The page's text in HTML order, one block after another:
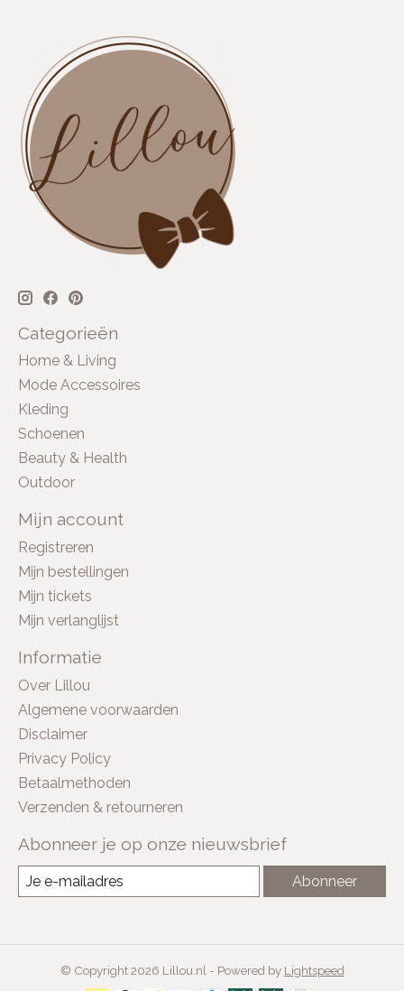
Categorieën
Home & Living
Mode Accessoires
Kleding
Schoenen
Beauty & Health
Outdoor
Mijn account
Registreren
Mijn bestellingen
Mijn tickets
Mijn verlanglijst
Informatie
Over Lillou
Algemene voorwaarden
Disclaimer
Privacy Policy
Betaalmethoden
Verzenden & retourneren
Abonneer je op onze nieuwsbrief
Abonneer
© Copyright 2026 Lillou.nl - Powered by Lightspeed